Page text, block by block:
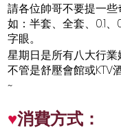
請各位帥哥不要提一
如：半套、全套、0.1
字眼。
星期日是所有八大行業
不管是舒壓會館或KTV
~
♥消費方式：